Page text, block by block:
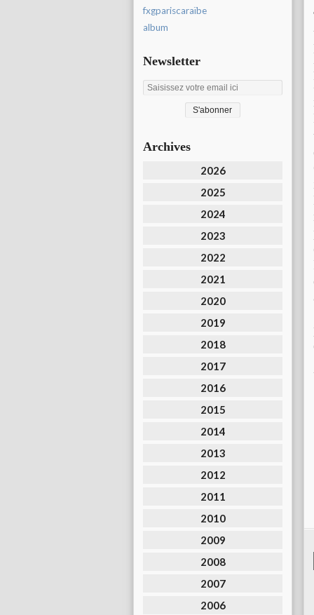
fxgpariscaraïbe
album
Newsletter
Archives
2026
2025
2024
2023
2022
2021
2020
2019
2018
2017
2016
2015
2014
2013
2012
2011
2010
2009
2008
2007
2006